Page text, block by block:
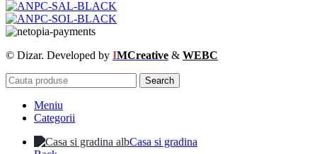
© Dizar. Developed by IMCreative & WEBC
Search
Meniu
Categorii
Casa si gradina